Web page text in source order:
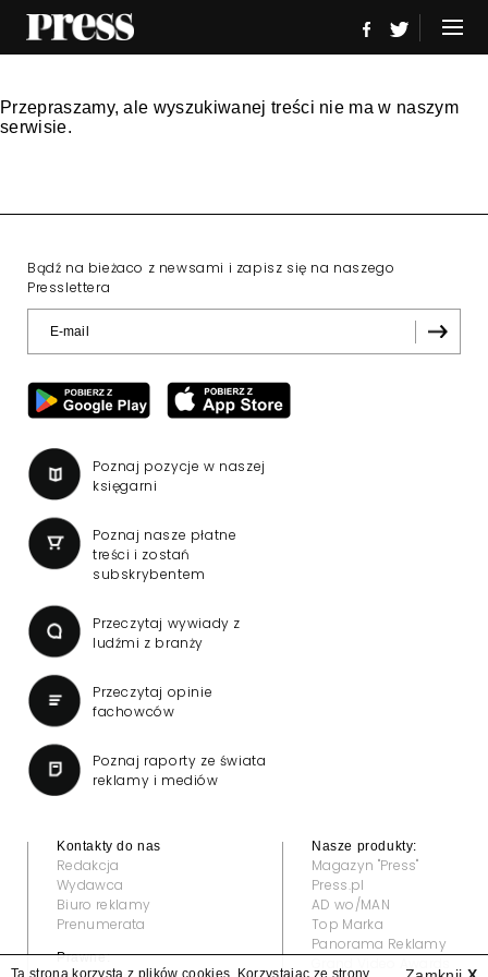
Przepraszamy, ale wyszukiwanej treści nie ma w naszym
serwisie.
Bądź na bieżaco z newsami i zapisz się na naszego
Presslettera
Poznaj pozycje w naszej
księgarni
Poznaj nasze płatne
treści i zostań
subskrybentem
Przeczytaj wywiady z
ludźmi z branży
Przeczytaj opinie
fachowców
Poznaj raporty ze świata
reklamy i mediów
Kontakty do nas
Redakcja
Wydawca
Biuro reklamy
Prenumerata
Prawne:
Nasze produkty:
Magazyn "Press"
Press.pl
AD wo/MAN
Top Marka
Panorama Reklamy
Ta strona korzysta z plików cookies. Korzystając ze strony